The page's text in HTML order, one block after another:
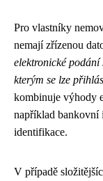
Pro vlastníky
nemají zřízenou
elektronické podání
kterým se lze
kombinuje výhody
například bankovní
identifikace.
V případě